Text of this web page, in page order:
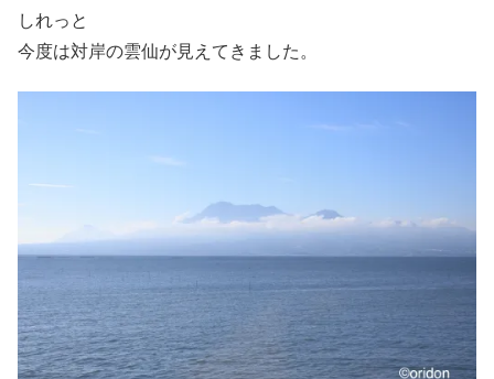
しれっと
今度は対岸の雲仙が見えてきました。